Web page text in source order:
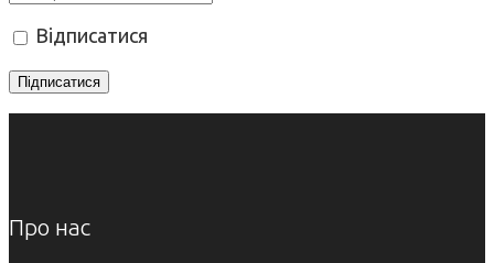
Відписатися
Про нас